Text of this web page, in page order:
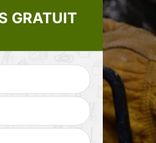
Entreprise de
jardinage 86
GRATUIT